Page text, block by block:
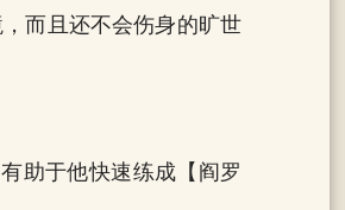
而且还不会伤身的旷世
助于他快速练成【阎罗